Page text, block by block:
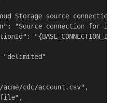
Storage source connection
"Source connection for
"{BASE_CONNECTION_ID}",
"delimited"
acme/cdc/account.csv",